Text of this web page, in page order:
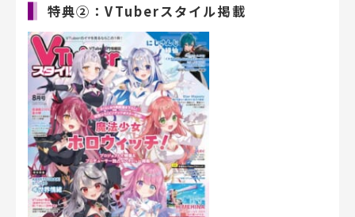
特典②：VTuberスタイル掲載